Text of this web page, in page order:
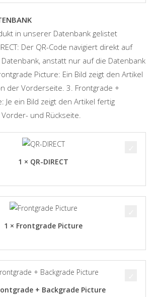
in unserer Datenbank gelistet
Der QR-Code navigiert direkt auf
anstatt nur auf die Datenbank
Picture: Ein Bild zeigt den Artikel
der Vorderseite. 3. Frontgrade +
Je ein Bild zeigt den Artikel fertig
und Rückseite.
1 × QR-DIRECT
1 × Frontgrade Picture
+ Backgrade Picture